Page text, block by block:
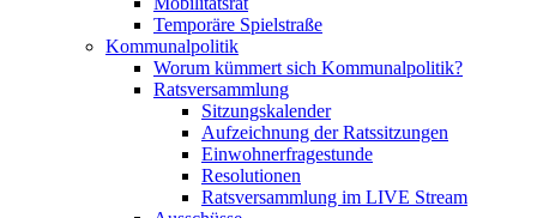
Temporäre Spielstraße
Kommunalpolitik
Worum kümmert sich Kommunalpolitik?
Ratsversammlung
Sitzungskalender
Aufzeichnung der Ratssitzungen
Einwohnerfragestunde
Resolutionen
Ratsversammlung im LIVE Stream